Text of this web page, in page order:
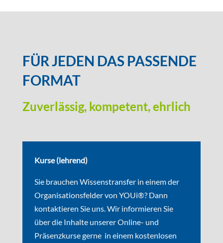
FÜR JEDEN DAS PASSENDE
FORMAT
Zuverlässig, kompetent, ehrlich
Kurse (lehrend)
Sie brauchen Wissenstransfer in einem der
Organisationsfelder von YOUi®? Dann
kontaktieren Sie uns. Wir informieren Sie
über die Inhalte unserer Online- und
Präsenzkurse gerne in einem kostenlosen